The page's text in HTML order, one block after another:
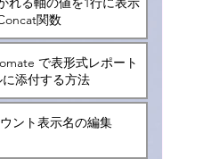
関数
で表形式レポート
添付する方法
ント表示名の編集